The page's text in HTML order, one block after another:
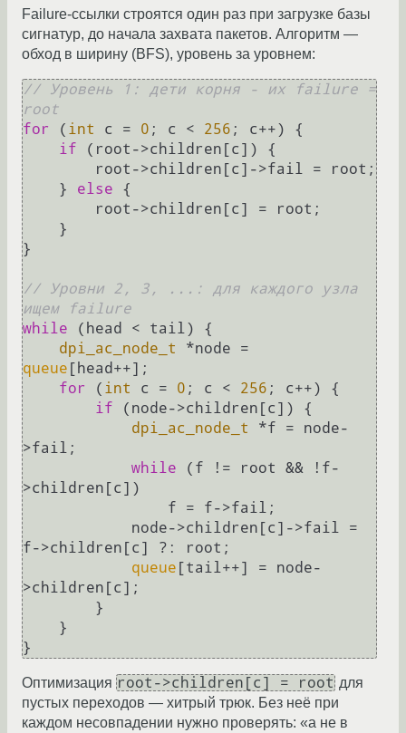
Failure-ссылки строятся один раз при загрузке базы
сигнатур, до начала захвата пакетов. Алгоритм —
обход в ширину (BFS), уровень за уровнем:
// Уровень 1: дети корня - их failure =
root
for
( int c = 0 ; c < 256 ; c++) {
if (root->children[c]) {
    }
else {
}
// Уровни 2, 3, ...: для каждого узла
ищем failure
while (head < tail) {
dpi_ac_node_t
queue [head++];
for
( int c = 0 ; c < 256 ; c++) {
if (node->children[c]) {
dpi_ac_node_t
*f = node-
>fail;
while (f != root && !f-
>children[c])
f->children[c] ?: root;
queue [tail++] = node-
>children[c];
Оптимизация root->children[c] = root для
пустых переходов — хитрый трюк. Без неё при
каждом несовпадении нужно проверять: «а не в